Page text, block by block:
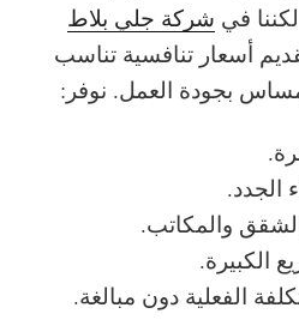
في شركة جلي بلاط
أسعار تنافسية تناسب
بجودة العمل. نوفر:
الجدد.
والمكاتب.
الكبيرة.
الفعلية دون مبالغة.